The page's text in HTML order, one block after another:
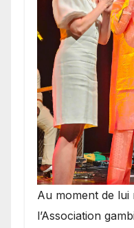
​Au moment de lui
l’Association